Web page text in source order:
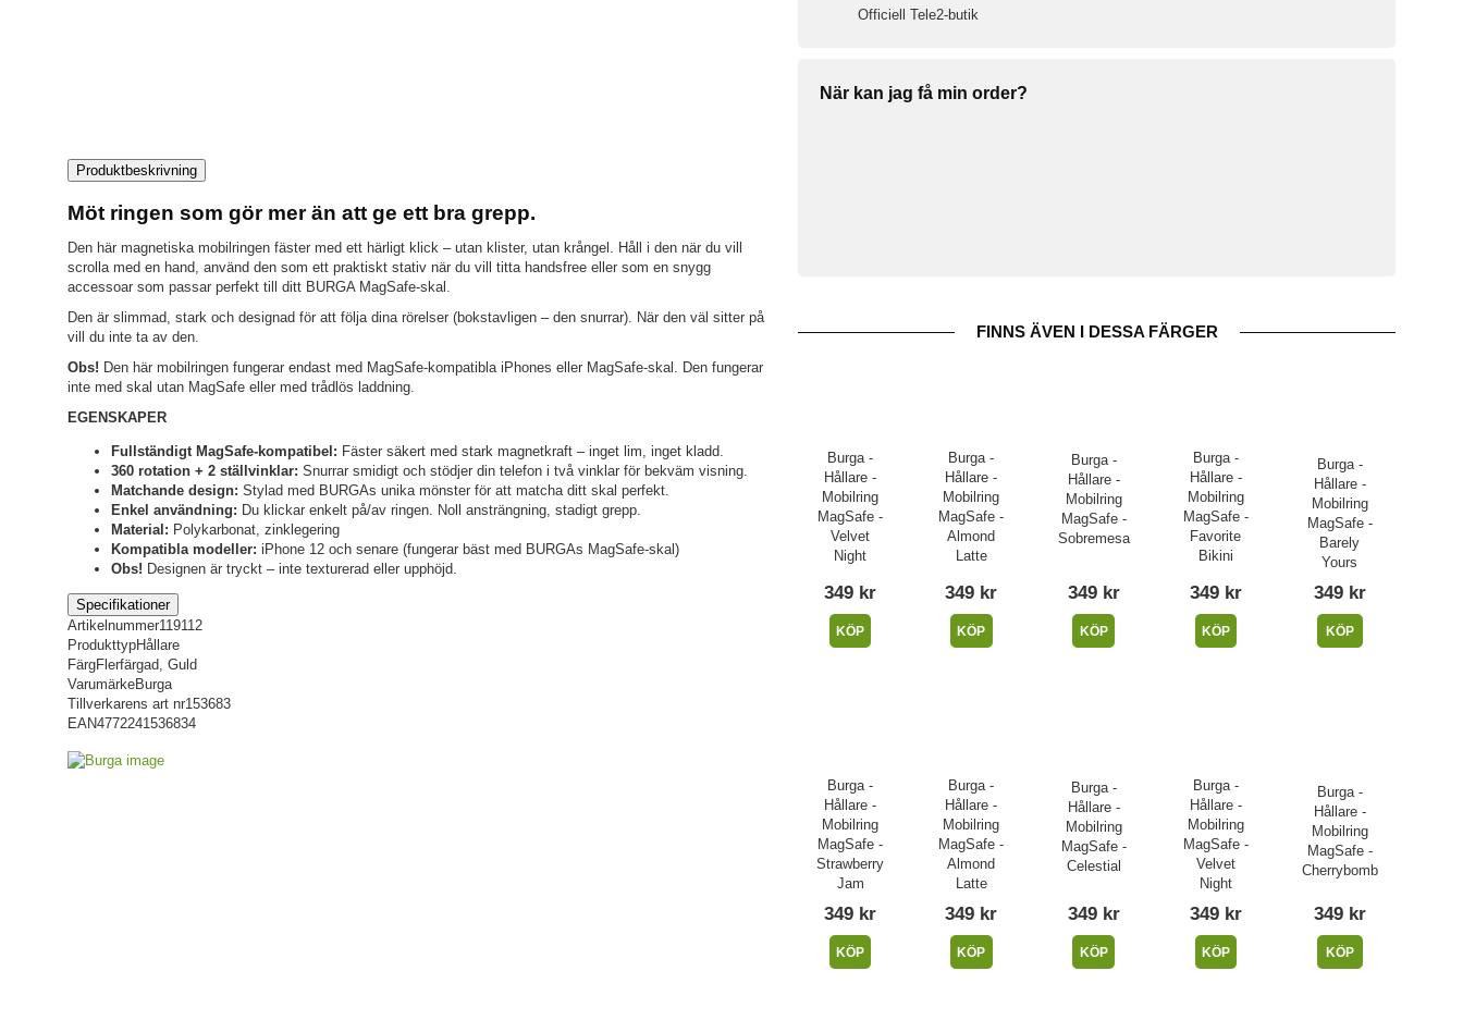
Officiell Tele2-butik
När kan jag få min order?
FINNS ÄVEN I DESSA FÄRGER
Burga -
Hållare -
Mobilring
MagSafe -
Velvet
Night
349 kr
KÖP
Burga -
Hållare -
Mobilring
MagSafe -
Almond
Latte
349 kr
KÖP
Burga -
Hållare -
Mobilring
MagSafe -
Sobremesa
349 kr
KÖP
Burga -
Hållare -
Mobilring
MagSafe -
Favorite
Bikini
349 kr
KÖP
Burga -
Hållare -
Mobilring
MagSafe -
Barely
Yours
349 kr
KÖP
Burga -
Hållare -
Mobilring
MagSafe -
Strawberry
Jam
349 kr
KÖP
Burga -
Hållare -
Mobilring
MagSafe -
Almond
Latte
349 kr
KÖP
Burga -
Hållare -
Mobilring
MagSafe -
Celestial
349 kr
KÖP
Burga -
Hållare -
Mobilring
MagSafe -
Velvet
Night
349 kr
KÖP
Burga -
Hållare -
Mobilring
MagSafe -
Cherrybomb
349 kr
KÖP
Produktbeskrivning
Möt ringen som gör mer än att ge ett bra grepp.
Den här magnetiska mobilringen fäster med ett härligt klick – utan klister, utan krångel. Håll i den när du vill
scrolla med en hand, använd den som ett praktiskt stativ när du vill titta handsfree eller som en snygg
accessoar som passar perfekt till ditt BURGA MagSafe-skal.
Den är slimmad, stark och designad för att följa dina rörelser (bokstavligen – den snurrar). När den väl sitter på
vill du inte ta av den.
Obs! Den här mobilringen fungerar endast med MagSafe-kompatibla iPhones eller MagSafe-skal. Den fungerar
inte med skal utan MagSafe eller med trådlös laddning.
EGENSKAPER
Fullständigt MagSafe-kompatibel: Fäster säkert med stark magnetkraft – inget lim, inget kladd.
360 rotation + 2 ställvinklar: Snurrar smidigt och stödjer din telefon i två vinklar för bekväm visning.
Matchande design: Stylad med BURGAs unika mönster för att matcha ditt skal perfekt.
Enkel användning: Du klickar enkelt på/av ringen. Noll ansträngning, stadigt grepp.
Material: Polykarbonat, zinklegering
Kompatibla modeller: iPhone 12 och senare (fungerar bäst med BURGAs MagSafe-skal)
Obs! Designen är tryckt – inte texturerad eller upphöjd.
Specifikationer
Artikelnummer119112
ProdukttypHållare
FärgFlerfärgad, Guld
VarumärkeBurga
Tillverkarens art nr153683
EAN4772241536834